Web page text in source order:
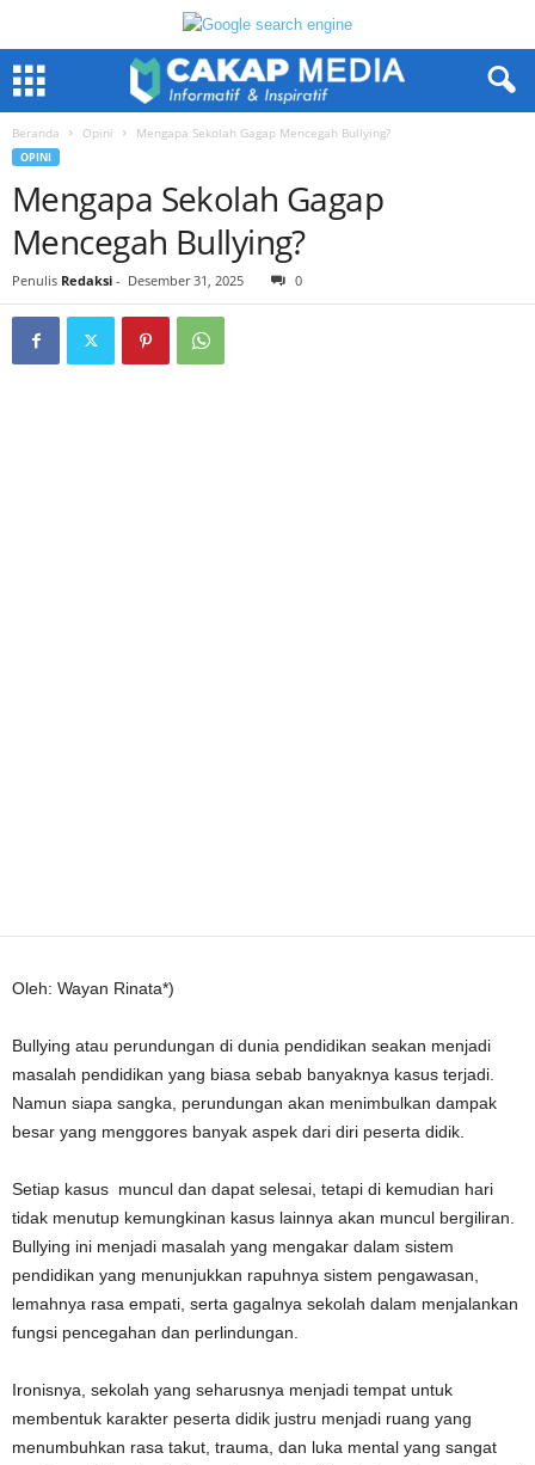
Beranda Opini Mengapa Sekolah Gagap Mencegah Bullying?
OPINI
Mengapa Sekolah Gagap
Mencegah Bullying?
Penulis Redaksi - Desember 31, 2025 0
Oleh: Wayan Rinata*)
Bullying atau perundungan di dunia pendidikan seakan menjadi
masalah pendidikan yang biasa sebab banyaknya kasus terjadi.
Namun siapa sangka, perundungan akan menimbulkan dampak
besar yang menggores banyak aspek dari diri peserta didik.
Setiap kasus muncul dan dapat selesai, tetapi di kemudian hari
tidak menutup kemungkinan kasus lainnya akan muncul bergiliran.
Bullying ini menjadi masalah yang mengakar dalam sistem
pendidikan yang menunjukkan rapuhnya sistem pengawasan,
lemahnya rasa empati, serta gagalnya sekolah dalam menjalankan
fungsi pencegahan dan perlindungan.
Ironisnya, sekolah yang seharusnya menjadi tempat untuk
membentuk karakter peserta didik justru menjadi ruang yang
menumbuhkan rasa takut, trauma, dan luka mental yang sangat